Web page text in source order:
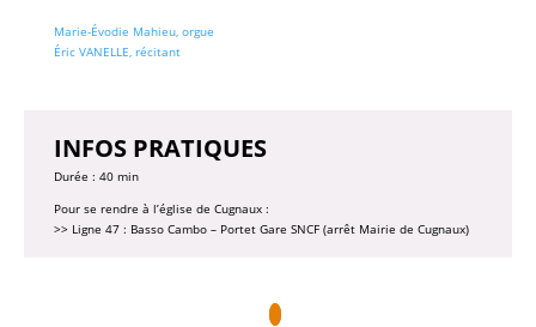
Marie-Évodie Mahieu, orgue
Éric VANELLE, récitant
INFOS PRATIQUES
Durée : 40 min
Pour se rendre à l’église de Cugnaux :
>> Ligne 47 : Basso Cambo – Portet Gare SNCF (arrêt Mairie de Cugnaux)